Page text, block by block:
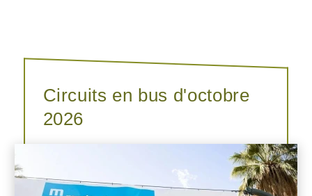
Circuits en bus d'octobre
2026